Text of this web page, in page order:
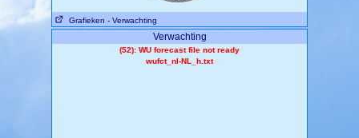
Grafieken - Verwachting
Verwachting
(52): WU forecast file not ready
wufct_nl-NL_h.txt